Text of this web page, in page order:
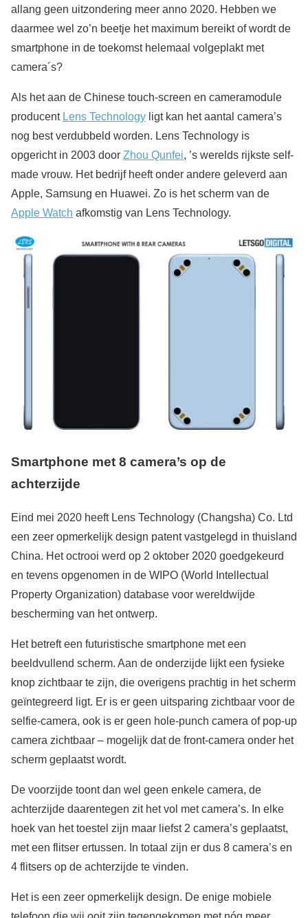
allang geen uitzondering meer anno 2020. Hebben we
daarmee wel zo’n beetje het maximum bereikt of wordt de
smartphone in de toekomst helemaal volgeplakt met
camera´s?
Als het aan de Chinese touch-screen en cameramodule
producent Lens Technology ligt kan het aantal camera’s
nog best verdubbeld worden. Lens Technology is
opgericht in 2003 door Zhou Qunfei, ’s werelds rijkste self-
made vrouw. Het bedrijf heeft onder andere geleverd aan
Apple, Samsung en Huawei. Zo is het scherm van de
Apple Watch afkomstig van Lens Technology.
Smartphone met 8 camera’s op de
achterzijde
Eind mei 2020 heeft Lens Technology (Changsha) Co. Ltd
een zeer opmerkelijk design patent vastgelegd in thuisland
China. Het octrooi werd op 2 oktober 2020 goedgekeurd
en tevens opgenomen in de WIPO (World Intellectual
Property Organization) database voor wereldwijde
bescherming van het ontwerp.
Het betreft een futuristische smartphone met een
beeldvullend scherm. Aan de onderzijde lijkt een fysieke
knop zichtbaar te zijn, die overigens prachtig in het scherm
geïntegreerd ligt. Er is er geen uitsparing zichtbaar voor de
selfie-camera, ook is er geen hole-punch camera of pop-up
camera zichtbaar – mogelijk dat de front-camera onder het
scherm geplaatst wordt.
De voorzijde toont dan wel geen enkele camera, de
achterzijde daarentegen zit het vol met camera’s. In elke
hoek van het toestel zijn maar liefst 2 camera’s geplaatst,
met een flitser ertussen. In totaal zijn er dus 8 camera’s en
4 flitsers op de achterzijde te vinden.
Het is een zeer opmerkelijk design. De enige mobiele